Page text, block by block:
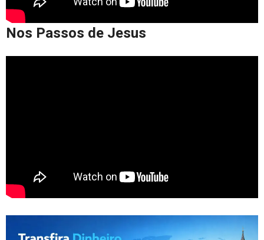
Nos Passos de Jesus